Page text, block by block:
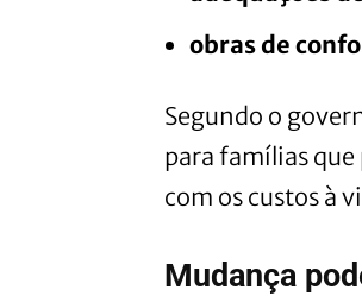
obras de
Segundo o
para famílias
com os custos à
Mudança